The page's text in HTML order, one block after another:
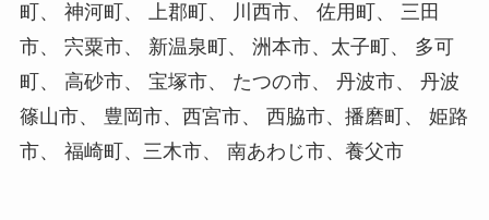
町、 神河町、 上郡町、 川西市、 佐用町、 三田
市、 宍粟市、 新温泉町、 洲本市、太子町、 多可
町、 高砂市、 宝塚市、 たつの市、 丹波市、 丹波
篠山市、 豊岡市、西宮市、 西脇市、播磨町、 姫路
市、 福崎町、三木市、 南あわじ市、養父市